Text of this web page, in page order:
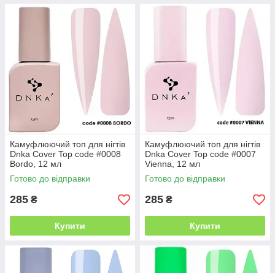
Камуфлюючий топ для нігтів
Dnka Cover Top code #0008
Bordo, 12 мл
Готово до відправки
285 ₴
Купити
Камуфлюючий топ для нігтів
Dnka Cover Top code #0007
Vienna, 12 мл
Готово до відправки
285 ₴
Купити